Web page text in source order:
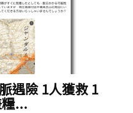
遇險 1人獲救 1
...